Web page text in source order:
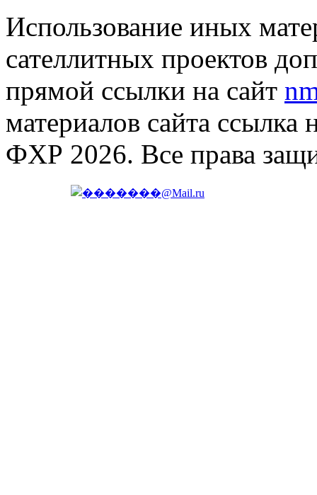
Использование иных
сателлитных проектов
прямой ссылки на сайт
материалов сайта ссылка
ФХР 2026. Все права